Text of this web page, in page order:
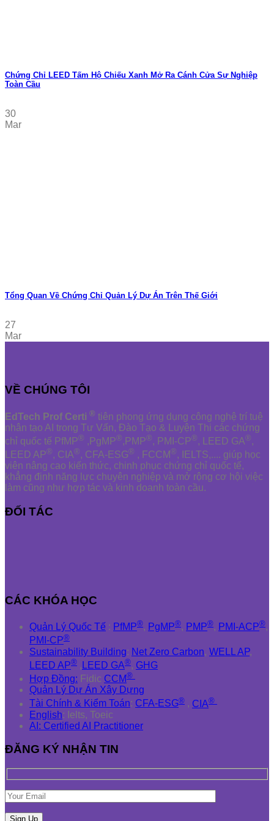
Chứng Chỉ LEED Tấm Hộ Chiếu Xanh Mở Ra Cánh Cửa Sự Nghiệp
Toàn Cầu
30
Mar
Tổng Quan Về Chứng Chỉ Quản Lý Dự Án Trên Thế Giới
27
Mar
VỀ CHÚNG TÔI
EdTech Prof Certi ® tiên phong ứng dụng công nghệ trí tuệ
nhân tạo AI trong Tư Vấn, Đào Tạo & Luyện Thi các chứng
chỉ quốc tế PfMP® ,PgMP®,PMP®, PMI-CP®, LEED GA®,
LEED AP®, CIA®, CFA-ESG® , FCCM®, IELTS,.... giúp học
viên nâng cao kiến thức, chinh phục chứng chỉ quốc tế,
khẳng định năng lực chuyên nghiệp và mở rộng cơ hội việc
làm cũng như hợp tác và kinh doanh toàn cầu.
ĐỐI TÁC
CÁC KHÓA HỌC
Quản Lý Quốc Tế : PfMP®, PgMP®, PMP®, PMI-ACP®,
PMI-CP®
Sustainability Building: Net Zero Carbon, WELL AP,
LEED AP® , LEED GA®, GHG
Hợp Đồng: Fidic CCM®
Quản Lý Dự Án Xây Dựng
Tài Chính & Kiểm Toán: CFA-ESG® , CIA®
English: Ielts, Toeic
AI: Certified AI Practitioner
ĐĂNG KÝ NHẬN TIN